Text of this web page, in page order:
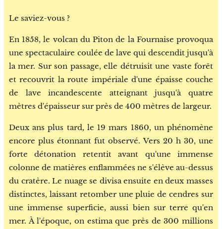
Le saviez-vous ?
En 1858, le volcan du Piton de la Fournaise provoqua
une spectaculaire coulée de lave qui descendit jusqu'à
la mer. Sur son passage, elle détruisit une vaste forêt
et recouvrit la route impériale d'une épaisse couche
de lave incandescente atteignant jusqu'à quatre
mètres d'épaisseur sur près de 400 mètres de largeur.
Deux ans plus tard, le 19 mars 1860, un phénomène
encore plus étonnant fut observé. Vers 20 h 30, une
forte détonation retentit avant qu'une immense
colonne de matières enflammées ne s'élève au-dessus
du cratère. Le nuage se divisa ensuite en deux masses
distinctes, laissant retomber une pluie de cendres sur
une immense superficie, aussi bien sur terre qu'en
mer. À l'époque, on estima que près de 300 millions